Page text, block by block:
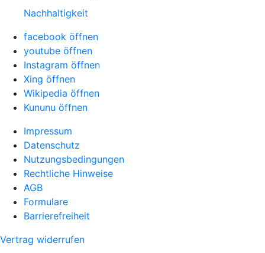
Nachhaltigkeit
facebook öffnen
youtube öffnen
Instagram öffnen
Xing öffnen
Wikipedia öffnen
Kununu öffnen
Impressum
Datenschutz
Nutzungsbedingungen
Rechtliche Hinweise
AGB
Formulare
Barrierefreiheit
Vertrag widerrufen